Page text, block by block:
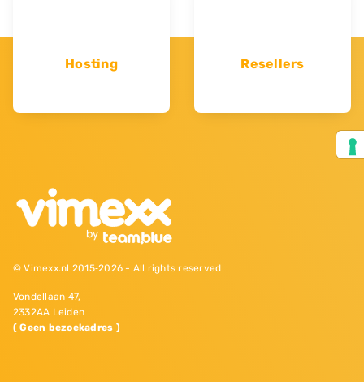
Hosting Resellers
© Vimexx.nl 2015‐2026 - All rights reserved
Vondellaan 47,
2332AA Leiden
( Geen bezoekadres )